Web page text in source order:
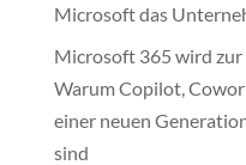
Microsoft das
Microsoft 365 wird
Warum Copilot,
einer neuen
sind